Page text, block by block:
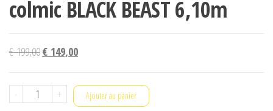
colmic BLACK BEAST 6,10m
€199,00Le
initial
était :
€ 149,00Le
actuel
est :
-
quantité+ Ajouter au panier